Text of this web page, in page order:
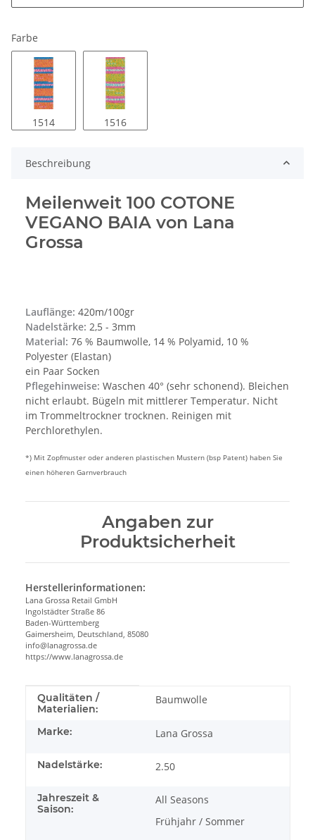
Farbe
1514 1516
Beschreibung
Meilenweit 100 COTONE
VEGANO BAIA von Lana
Grossa
Lauflänge: 420m/100gr
Nadelstärke: 2,5 - 3mm
Material: 76 % Baumwolle, 14 % Polyamid, 10 %
Polyester (Elastan)
ein Paar Socken
Pflegehinweise: Waschen 40° (sehr schonend). Bleichen
nicht erlaubt. Bügeln mit mittlerer Temperatur. Nicht
im Trommeltrockner trocknen. Reinigen mit
Perchlorethylen.
*) Mit Zopfmuster oder anderen plastischen Mustern (bsp Patent) haben Sie
einen höheren Garnverbrauch
Angaben zur
Produktsicherheit
Herstellerinformationen:
Lana Grossa Retail GmbH
Ingolstädter Straße 86
Baden-Württemberg
Gaimersheim, Deutschland, 85080
info@lanagrossa.de
https://www.lanagrossa.de
Produkteigenschaft
Wert
Qualitäten /
Materialien:
Baumwolle
Marke: Lana Grossa
Nadelstärke: 2.50
Jahreszeit &
Saison:
All Seasons
Frühjahr / Sommer